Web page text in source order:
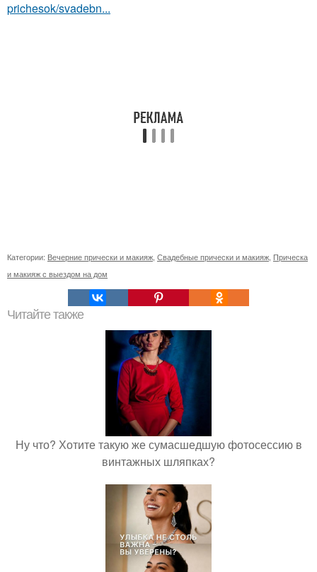
prichesok/svadebn...
Категории: Вечерние прически и макияж, Свадебные прически и макияж, Прическа
и макияж с выездом на дом
Читайте также
Ну что? Хотите такую же сумасшедшую фотосессию в
винтажных шляпках?